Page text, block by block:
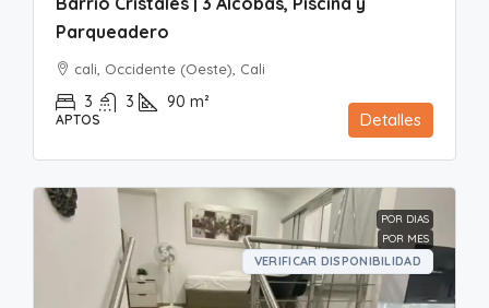
Parqueadero
cali, Occidente (Oeste), Cali
3 3 90 m²
APTOS Detalles
POR DIAS
POR MES
VERIFICAR DISPONIBILIDAD